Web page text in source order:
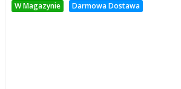
W Magazynie Darmowa Dostawa